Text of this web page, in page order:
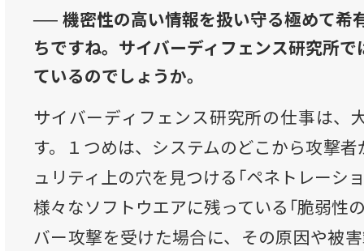
── 機密性の高い情報を扱い守る極めて希
ちですね。サイバーディフェンス研究所
ているのでしょうか。
サイバーディフェンス研究所の仕事は、
す。１つめは、システムのどこから攻撃
ュリティ上の穴を見つける「ペネトレーシ
様々なソフトウエアに残っている「脆弱性
バー攻撃を受けた場合に、その原因や被